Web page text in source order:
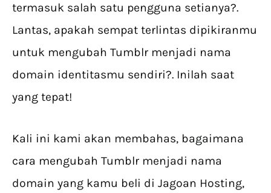
termasuk salah satu pengguna setianya?.
Lantas, apakah sempat terlintas dipikiranmu
untuk mengubah Tumblr menjadi nama
domain identitasmu sendiri?. Inilah saat
yang tepat!
Kali ini kami akan membahas, bagaimana
cara mengubah Tumblr menjadi nama
domain yang kamu beli di Jagoan Hosting,